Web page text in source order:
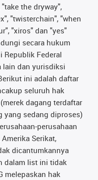
the dryway",
"twisterchain", "when
"xiros" dan "yes"
secara hukum
Republik Federal
lain dan yurisdiksi
ini adalah daftar
seluruh hak
dagang terdaftar
yang sedang diproses)
perusahaan
Serikat,
dicantumkannya
dalam list ini tidak
melepaskan hak